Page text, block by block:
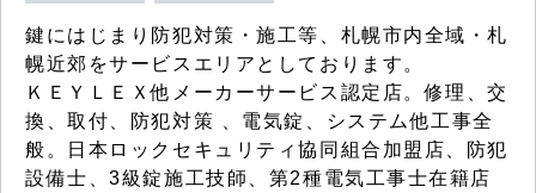
鍵にはじまり防犯対策・施工等、札幌市内全域・札
幌近郊をサービスエリアとしております。
ＫＥＹＬＥＸ他メーカーサービス認定店。修理、交
換、取付、防犯対策 、電気錠、システム他工事全
般。日本ロックセキュリティ協同組合加盟店、防犯
設備士、3級錠施工技師、第2種電気工事士在籍店